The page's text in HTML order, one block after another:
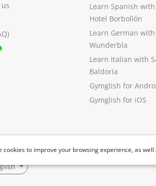
cookies to improve your browsing experience, as
Learn Spanish with
Hotel Borbollón
Learn German with
Wunderbla
Learn Italian with
Baldoria
Gymglish for
Gymglish for iOS